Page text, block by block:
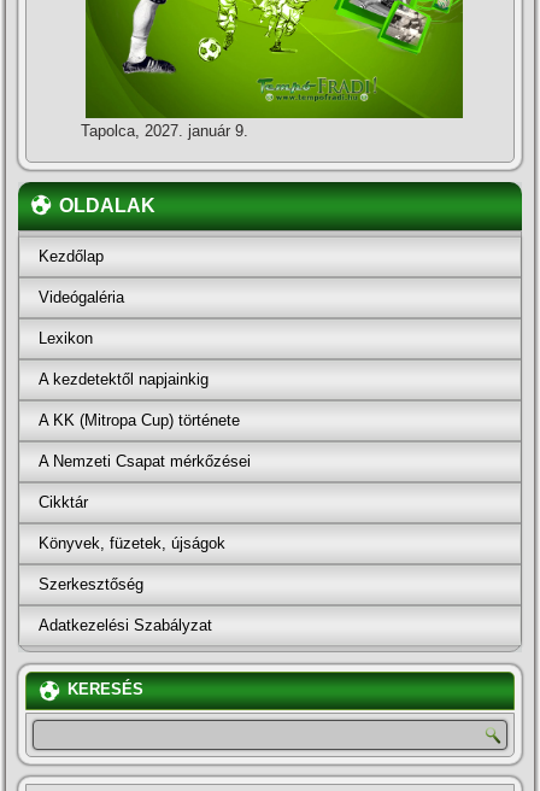
Tapolca, 2027. január 9.
OLDALAK
Kezdőlap
Videógaléria
Lexikon
A kezdetektől napjainkig
A KK (Mitropa Cup) története
A Nemzeti Csapat mérkőzései
Cikktár
Könyvek, füzetek, újságok
Szerkesztőség
Adatkezelési Szabályzat
KERESÉS